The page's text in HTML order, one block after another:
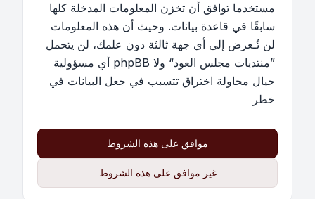
مستخدما توافق أن تخزن المعلومات المدخلة كلها
سابقًا في قاعدة بيانات. وحيث أن هذه المعلومات
لن تُـعرض إلى أي جهة ثالثة دون علمك، لن يتحمل
”منتديات مجلس العود“ ولا phpBB أي مسؤولية
حيال محاولة اختراق تتسبب في جعل البيانات في
خطر
موافق على هذه الشروط
غير موافق على هذه الشروط